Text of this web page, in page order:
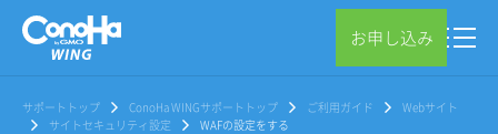
お申し込み
サポートトップ ConoHa WINGサポートトップ ご利用ガイド
Webサイト
サイトセキュリティ設定
WAFの設定をする